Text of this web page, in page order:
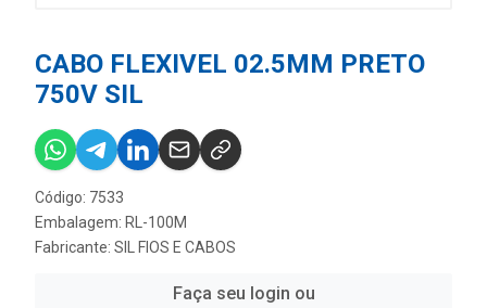
CABO FLEXIVEL 02.5MM PRETO
750V SIL
Código: 7533
Embalagem: RL-100M
Fabricante: SIL FIOS E CABOS
Faça seu login ou